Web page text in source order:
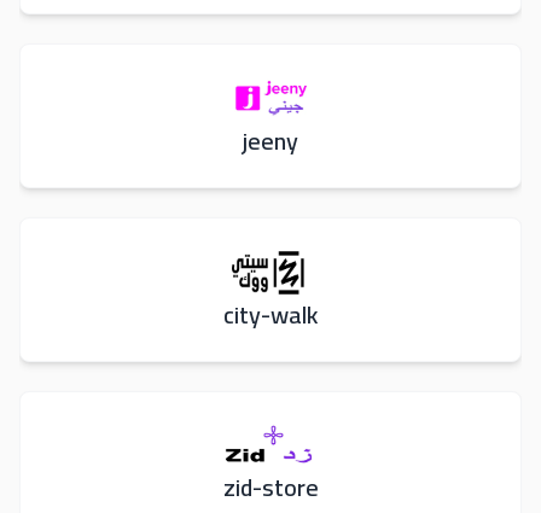
jeeny
city-walk
zid-store